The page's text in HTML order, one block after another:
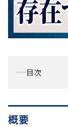
お役
目次
概要